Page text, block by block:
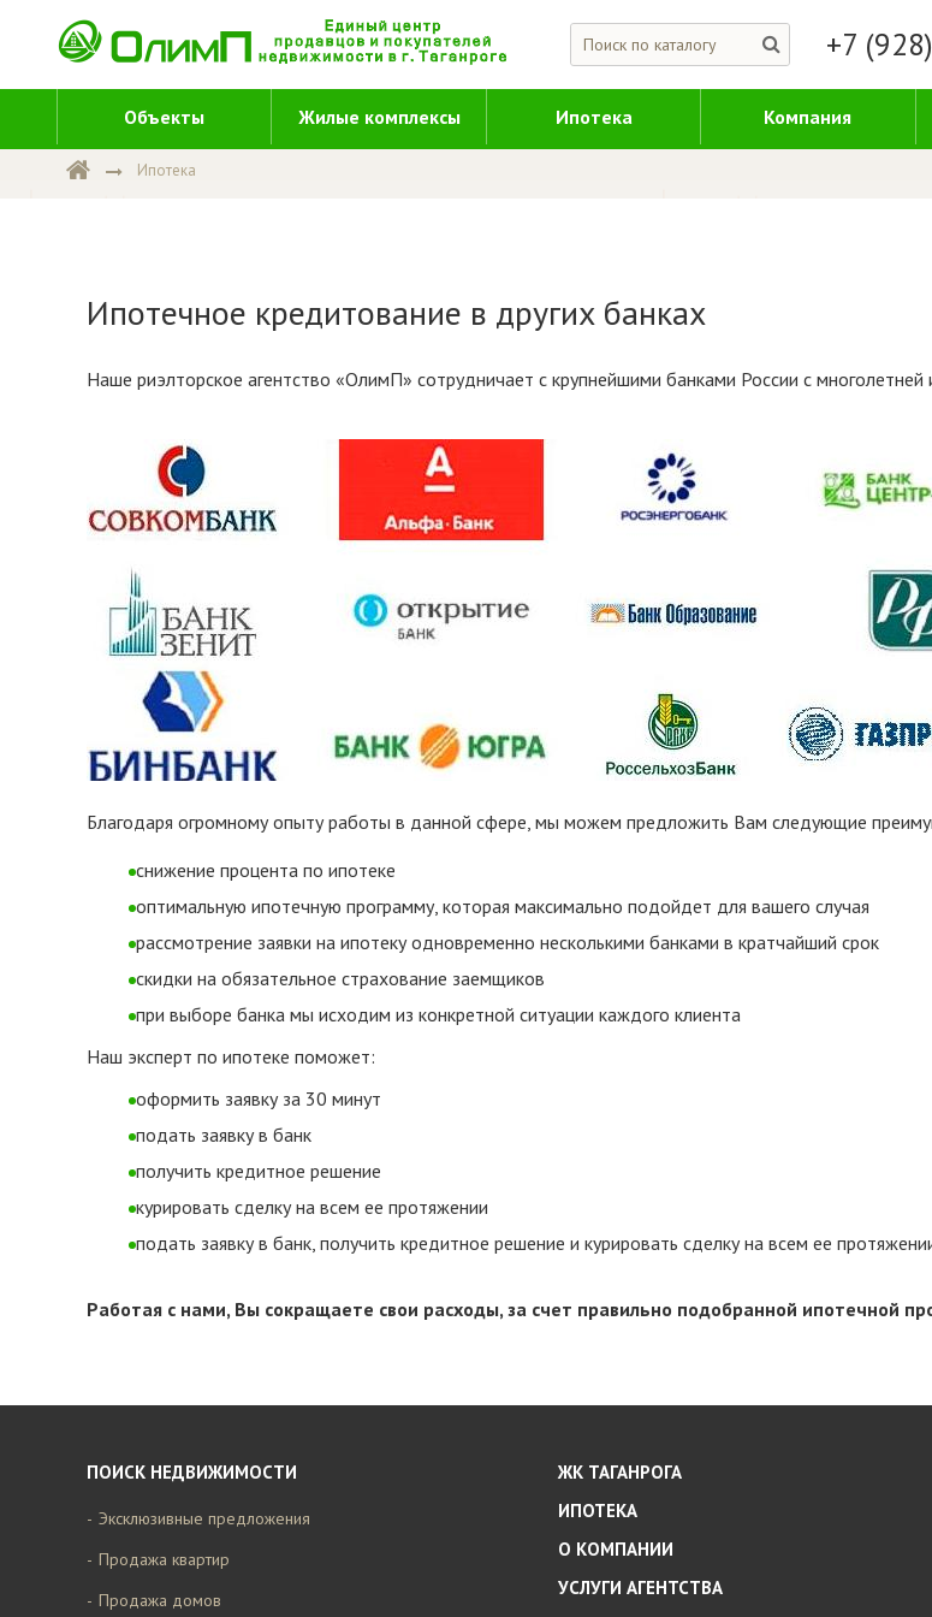
+7
Объекты Жилые комплексы Ипотека Компания
Ипотека
Ипотечное кредитование в других банках
Наше риэлторское агентство «ОлимП» сотрудничает с крупнейшими банками России с
Благодаря огромному опыту работы в данной сфере, мы можем предложить Вам следующие
снижение процента по ипотеке
оптимальную ипотечную программу, которая максимально подойдет для вашего случая
рассмотрение заявки на ипотеку одновременно несколькими банками в кратчайший срок
скидки на обязательное страхование заемщиков
при выборе банка мы исходим из конкретной ситуации каждого клиента
Наш эксперт по ипотеке поможет:
оформить заявку за 30 минут
подать заявку в банк
получить кредитное решение
курировать сделку на всем ее протяжении
подать заявку в банк, получить кредитное решение и курировать сделку на всем ее
Работая с нами, Вы сокращаете свои расходы, за счет правильно подобранной ипотечной
ПОИСК НЕДВИЖИМОСТИ
Эксклюзивные предложения
Продажа квартир
Продажа домов
ЖК ТАГАНРОГА
ИПОТЕКА
О КОМПАНИИ
УСЛУГИ АГЕНТСТВА